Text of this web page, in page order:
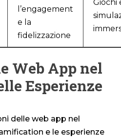
l’engagement
e la
fidelizzazione
Giochi
Web App nel
Esperienze
delle web app nel
e le esperienze